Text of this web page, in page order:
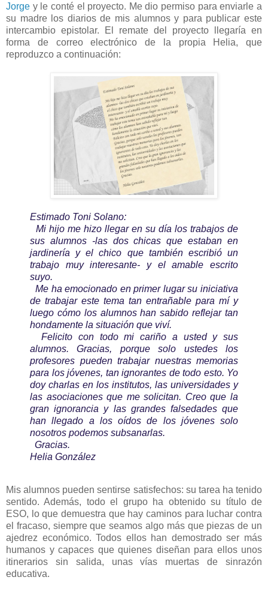
Jorge y le conté el proyecto. Me dio permiso para enviarle a
su madre los diarios de mis alumnos y para publicar este
intercambio epistolar. El remate del proyecto llegaría en
forma de correo electrónico de la propia Helia, que
reproduzco a continuación:
Estimado Toni Solano:
Mi hijo me hizo llegar en su día los trabajos de
sus alumnos -las dos chicas que estaban en
jardinería y el chico que también escribió un
trabajo muy interesante- y el amable escrito
suyo.
Me ha emocionado en primer lugar su iniciativa
de trabajar este tema tan entrañable para mí y
luego cómo los alumnos han sabido reflejar tan
hondamente la situación que viví.
Felicito con todo mi cariño a usted y sus
alumnos. Gracias, porque solo ustedes los
profesores pueden trabajar nuestras memorias
para los jóvenes, tan ignorantes de todo esto. Yo
doy charlas en los institutos, las universidades y
las asociaciones que me solicitan. Creo que la
gran ignorancia y las grandes falsedades que
han llegado a los oídos de los jóvenes solo
nosotros podemos subsanarlas.
Gracias.
Helia González
Mis alumnos pueden sentirse satisfechos: su tarea ha tenido
sentido. Además, todo el grupo ha obtenido su título de
ESO, lo que demuestra que hay caminos para luchar contra
el fracaso, siempre que seamos algo más que piezas de un
ajedrez económico. Todos ellos han demostrado ser más
humanos y capaces que quienes diseñan para ellos unos
itinerarios sin salida, unas vías muertas de sinrazón
educativa.